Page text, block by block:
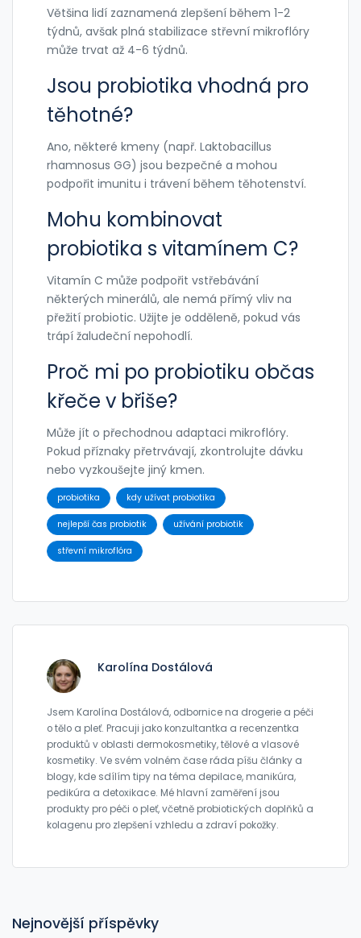
Většina lidí zaznamená zlepšení během 1-2
týdnů, avšak plná stabilizace střevní mikroflóry
může trvat až 4-6 týdnů.
Jsou probiotika vhodná pro
těhotné?
Ano, některé kmeny (např. Laktobacillus
rhamnosus GG) jsou bezpečné a mohou
podpořit imunitu i trávení během těhotenství.
Mohu kombinovat
probiotika s vitamínem C?
Vitamín C může podpořit vstřebávání
některých minerálů, ale nemá přímý vliv na
přežití probiotic. Užijte je odděleně, pokud vás
trápí žaludeční nepohodlí.
Proč mi po probiotiku občas
křeče v břiše?
Může jít o přechodnou adaptaci mikroflóry.
Pokud příznaky přetrvávají, zkontrolujte dávku
nebo vyzkoušejte jiný kmen.
probiotika kdy užívat probiotika
nejlepší čas probiotik užívání probiotik
střevní mikroflóra
Karolína Dostálová
Jsem Karolína Dostálová, odbornice na drogerie a péči
o tělo a pleť. Pracuji jako konzultantka a recenzentka
produktů v oblasti dermokosmetiky, tělové a vlasové
kosmetiky. Ve svém volném čase ráda píšu články a
blogy, kde sdílím tipy na téma depilace, manikúra,
pedikúra a detoxikace. Mé hlavní zaměření jsou
produkty pro péči o pleť, včetně probiotických doplňků a
kolagenu pro zlepšení vzhledu a zdraví pokožky.
Nejnovější příspěvky